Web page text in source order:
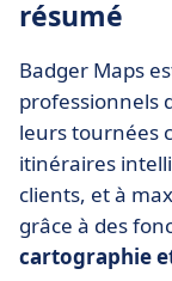
résumé
Badger Maps
professionnels
leurs tournées
itinéraires
clients, et à
grâce à des
cartographie